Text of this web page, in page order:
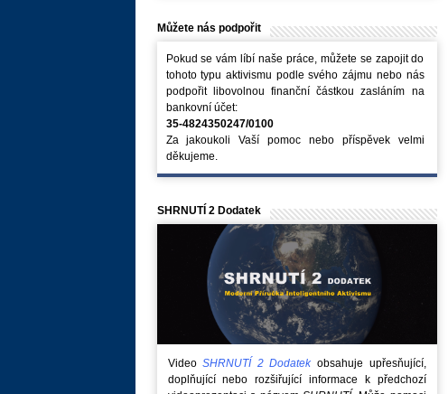
Můžete nás podpořit
Pokud se vám líbí naše práce, můžete se zapojit do
tohoto typu aktivismu podle svého zájmu nebo nás
podpořit libovolnou finanční částkou zasláním na
bankovní účet:
35-4824350247/0100
Za jakoukoli Vaší pomoc nebo příspěvek velmi
děkujeme.
SHRNUTÍ 2 Dodatek
VideoSHRNUTÍ 2 Dodatekobsahuje upřesňující,
doplňující nebo rozšiřující informace k předchozí